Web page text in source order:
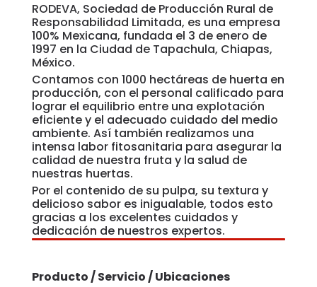
RODEVA, Sociedad de Producción Rural de
Responsabilidad Limitada, es una empresa
100% Mexicana, fundada el 3 de enero de
1997 en la Ciudad de Tapachula, Chiapas,
México.
Contamos con 1000 hectáreas de huerta en
producción, con el personal calificado para
lograr el equilibrio entre una explotación
eficiente y el adecuado cuidado del medio
ambiente. Así también realizamos una
intensa labor fitosanitaria para asegurar la
calidad de nuestra fruta y la salud de
nuestras huertas.
Por el contenido de su pulpa, su textura y
delicioso sabor es inigualable, todos esto
gracias a los excelentes cuidados y
dedicación de nuestros expertos.
Producto / Servicio / Ubicaciones